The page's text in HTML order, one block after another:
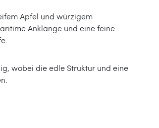
Apfel und würzigem
Anklänge und eine feine
wobei die edle Struktur und eine